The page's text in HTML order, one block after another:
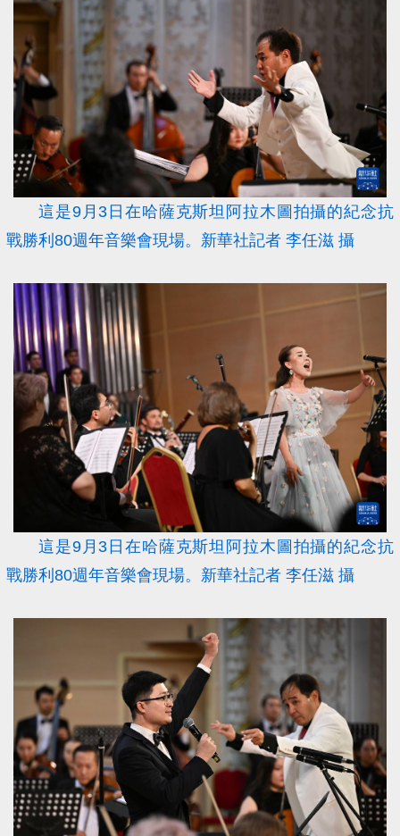
這是9月3日在哈薩克斯坦阿拉木圖拍攝的紀念抗
戰勝利80週年音樂會現場。新華社記者 李任滋 攝
這是9月3日在哈薩克斯坦阿拉木圖拍攝的紀念抗
戰勝利80週年音樂會現場。新華社記者 李任滋 攝